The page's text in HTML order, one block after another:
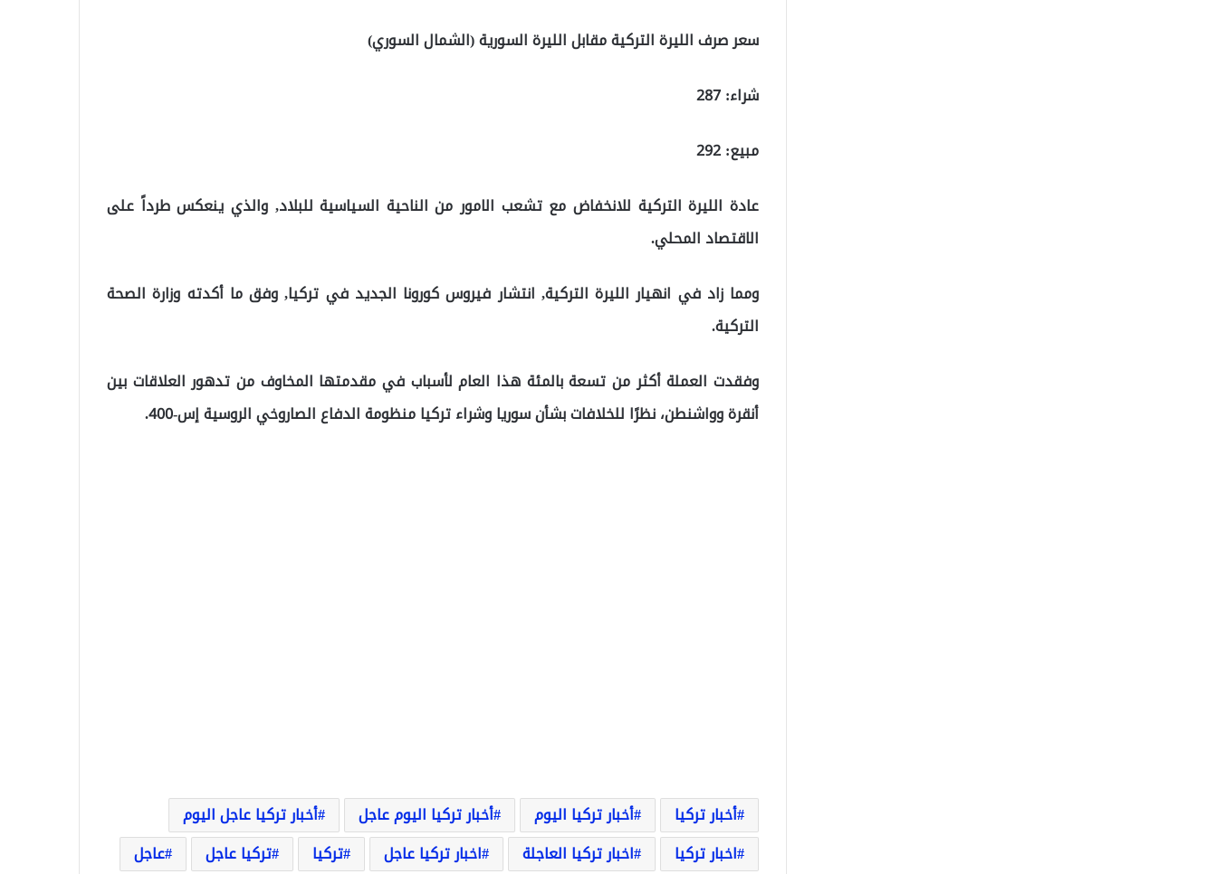
سعر صرف الليرة التركية مقابل الليرة السورية (الشمال السوري)
شراء: 287
مبيع: 292
عادة الليرة التركية للانخفاض مع تشعب الامور من الناحية السياسية للبلاد, والذي ينعكس طرداً على
الاقتصاد المحلي.
ومما زاد في انهيار الليرة التركية, انتشار فيروس كورونا الجديد في تركيا, وفق ما أكدته وزارة الصحة
التركية.
وفقدت العملة أكثر من تسعة بالمئة هذا العام لأسباب في مقدمتها المخاوف من تدهور العلاقات بين
أنقرة وواشنطن، نظرًا للخلافات بشأن سوريا وشراء تركيا منظومة الدفاع الصاروخي الروسية إس-400.
أخبار تركيا أخبار تركيا اليوم أخبار تركيا اليوم عاجل
أخبار تركيا عاجل اليوم
اخبار تركيا
اخبار تركيا العاجلة اخبار تركيا عاجل تركيا تركيا عاجل عاجل